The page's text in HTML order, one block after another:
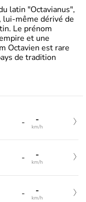
latin "Octavianus",
lui-même dérivé de
Le prénom
et une
Octavien est rare
de tradition
- -
km/h
- -
km/h
- -
km/h